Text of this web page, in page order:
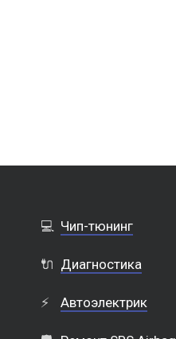
💻 Чип-тюнинг
🔌 Диагностика
⚡ Автоэлектрик